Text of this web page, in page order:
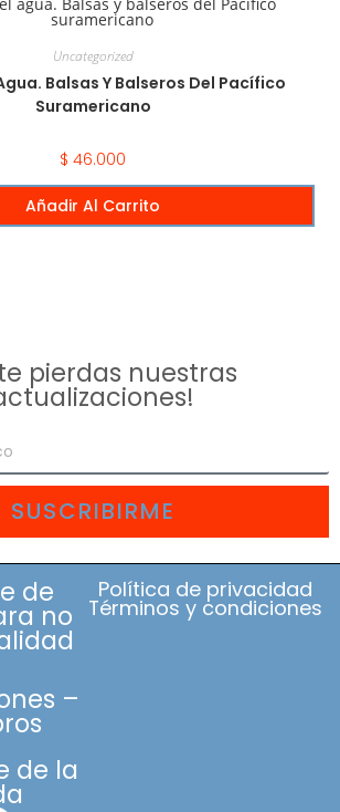
Uncategorized
Balsas Y Balseros Del Pacífico
Suramericano
$ 46.000
Añadir Al Carrito
te pierdas nuestras
SUSCRIBIRME
de
no
–
de la
Política de privacidad
Términos y condiciones